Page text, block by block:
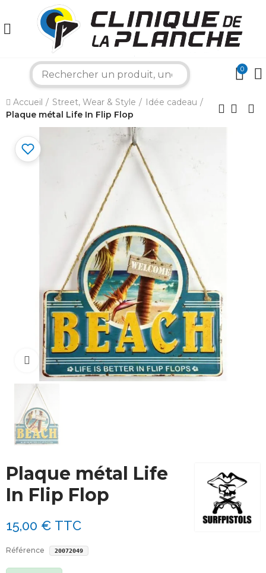
0
Accueil Street, Wear & Style
Idée cadeau
Plaque métal Life In Flip Flop
Cliquez pour agrandir
Plaque métal Life
In Flip Flop
15,00 € TTC
Référence 20072049
×
Bonjour ! Je suis votre expert nautique.
Comment puis-je vous aider aujourd'hui ?